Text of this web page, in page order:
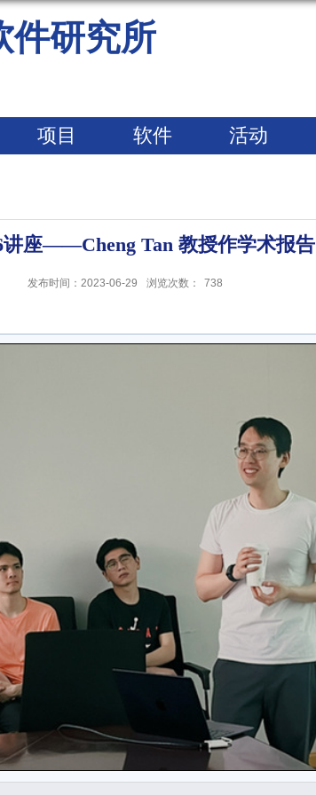
件研究所
项目 软件 活动
讲座——Cheng Tan 教授作学术报告
发布时间：2023-06-29 浏览次数： 738